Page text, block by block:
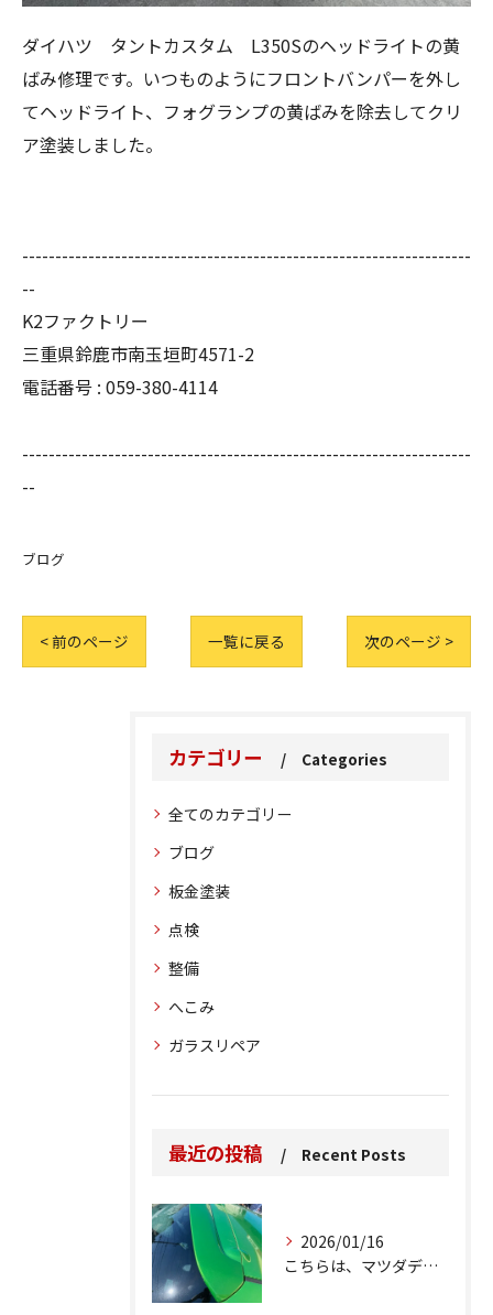
ダイハツ タントカスタム L350Sのヘッドライトの黄
ばみ修理です。いつものようにフロントバンパーを外し
てヘッドライト、フォグランプの黄ばみを除去してクリ
ア塗装しました。
--------------------------------------------------------------------
--
K2ファクトリー
三重県鈴鹿市南玉垣町4571-2
電話番号 : 059-380-4114
--------------------------------------------------------------------
--
ブログ
< 前のページ 一覧に戻る 次のページ >
カテゴリー Categories
全てのカテゴリー
ブログ
板金塗装
点検
整備
へこみ
ガラスリペア
最近の投稿 Recent Posts
2026/01/16
こちらは、マツダデミオのゲートのルーフスポイラーで、経年劣化...